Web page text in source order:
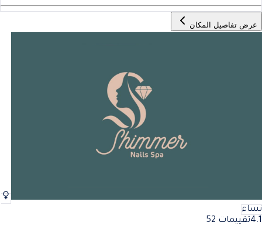
عرض تفاصيل المكان
نساء
4.1تقييمات 52